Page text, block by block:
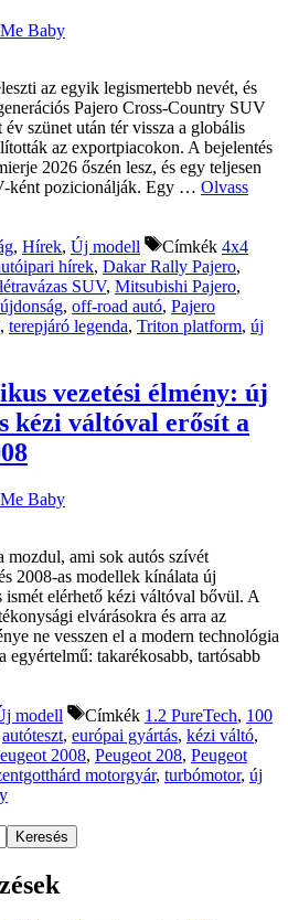
Baby
az egyik legismertebb nevét, és
Pajero Cross-Country SUV
szünet után tér vissza a globális
az exportpiacokon. A bejelentés
2026 őszén lesz, és egy teljesen
ként pozicionálják. Egy … Olvass
, Hírek, Új modell Címkék 4x4
hírek, Dakar Rally Pajero,
létravázas SUV, Mitsubishi Pajero,
, off-road autó, Pajero
, terepjáró legenda, Triton platform, új
vezetési élmény: új
kézi váltóval erősít a
Baby
mozdul, ami sok autós szívét
2008-as modellek kínálata új
ismét elérhető kézi váltóval bővül. A
elvárásokra és arra az
ne vesszen el a modern technológia
egyértelmű: takarékosabb, tartósabb
modell Címkék 1.2 PureTech, 100
autóteszt, európai gyártás, kézi váltó,
2008, Peugeot 208, Peugeot
motorgyár, turbómotor, új
Keresés